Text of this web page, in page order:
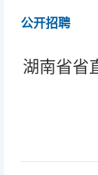
公开招聘
湖南省省